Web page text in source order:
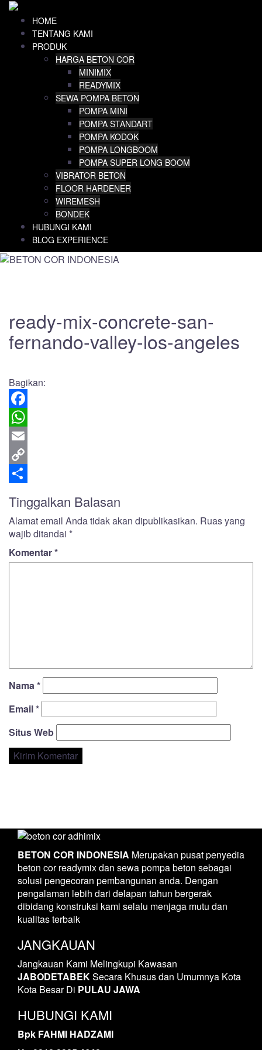
Skip
content
HOME
TENTANG KAMI
PRODUK
HARGA BETON COR
MINIMIX
READYMIX
SEWA POMPA BETON
POMPA MINI
POMPA STANDART
POMPA KODOK
POMPA LONGBOOM
POMPA SUPER LONG BOOM
VIBRATOR BETON
FLOOR HARDENER
WIREMESH
BONDEK
HUBUNGI KAMI
BLOG EXPERIENCE
ready-mix-concrete-san-
fernando-valley-los-angeles
Bagikan:
Facebook
WhatsApp
Email
Copy
Tinggalkan Balasan
Alamat email Anda tidak akan dipublikasikan. Ruas yang
wajib ditandai *
Komentar*
Nama*
Email*
Situs Web
BETON COR INDONESIA Merupakan pusat penyedia
beton cor readymix dan sewa pompa beton sebagai
solusi pengecoran pembangunan anda. Dengan
pengalaman lebih dari delapan tahun bergerak
dibidang konstruksi kami selalu menjaga mutu dan
kualitas terbaik
JANGKAUAN
Jangkauan Kami Melingkupi Kawasan
JABODETABEKSecara Khusus dan Umumnya Kota
Kota Besar Di PULAU JAWA
HUBUNGI KAMI
Bpk FAHMI HADZAMI